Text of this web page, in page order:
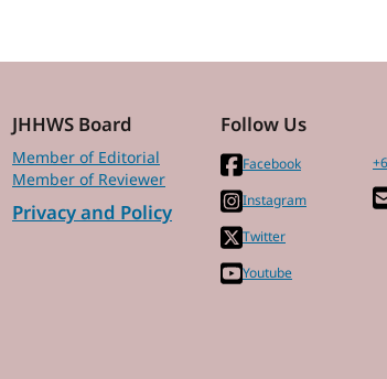
JHHWS Board
Member of Editorial
Member of Reviewer
Privacy and Policy
Follow Us
Facebook
Instagram
Twitter
Youtube